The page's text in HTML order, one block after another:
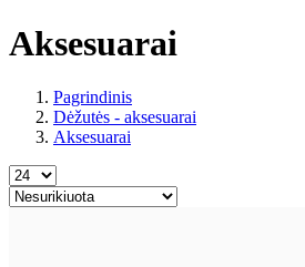
Aksesuarai
Pagrindinis
Dėžutės - aksesuarai
Aksesuarai